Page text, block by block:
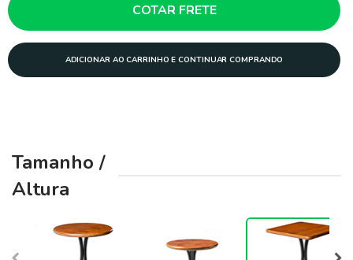
COTAR FRETE
ADICIONAR AO CARRINHO E CONTINUAR COMPRANDO
Tamanho /
Altura